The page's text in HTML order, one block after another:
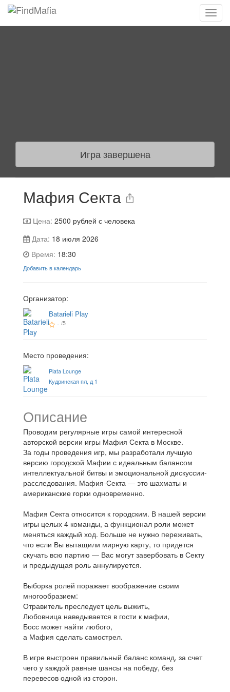
Игра завершена
Мафия Секта
Цена: 2500 рублей с человека
Дата: 18 июля 2026
Время: 18:30
Добавить в календарь
Организатор:
Batarieli Play
- /5
Место проведения:
Plata Lounge
Кудринская пл, д 1
Описание
Проводим регулярные игры самой интересной
авторской версии игры Мафия Секта в Москве.
За годы проведения игр, мы разработали лучшую
версию городской Мафии с идеальным балансом
интеллектуальной битвы и эмоциональной дискуссии-
расследования. Мафия-Секта — это шахматы и
американские горки одновременно.
Мафия Секта относится к городским. В нашей версии
игры целых 4 команды, а функционал роли может
меняться каждый ход. Больше не нужно переживать,
что если Вы вытащили мирную карту, то придется
скучать всю партию — Вас могут завербовать в Секту
и предыдущая роль аннулируется.
Выборка ролей поражает воображение своим
многообразием:
Отравитель преследует цель выжить,
Любовница наведывается в гости к мафии,
Босс может найти любого,
а Мафия сделать самострел.
В игре выстроен правильный баланс команд, за счет
чего у каждой равные шансы на победу, без
перевесов одной из сторон.